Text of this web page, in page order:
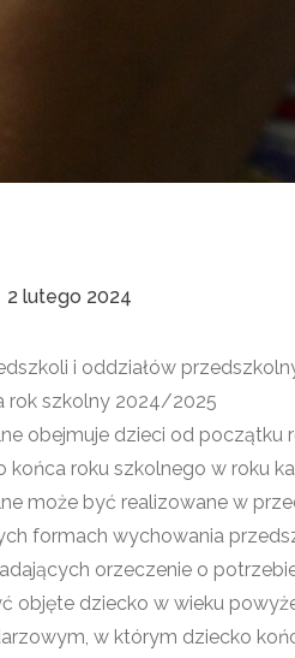
2 lutego 2024
i oddziałów
rok szkolny 2024/2025
obejmuje dzieci od
końca roku szkolnego w roku
może być realizowane w
formach wychowania
orzeczenie o
objęte dziecko w wieku
w którym dziecko